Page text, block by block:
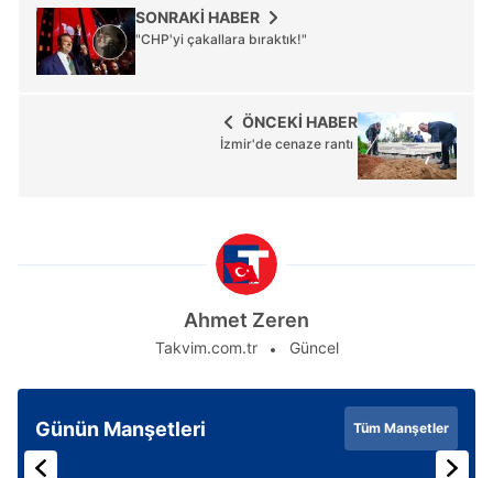
SONRAKİ HABER
"CHP'yi çakallara bıraktık!"
ÖNCEKİ HABER
İzmir'de cenaze rantı
Ahmet Zeren
Takvim.com.tr Güncel
Günün Manşetleri Tüm Manşetler